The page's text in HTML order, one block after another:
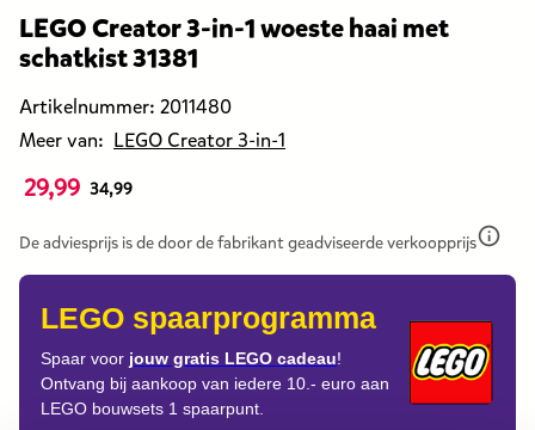
LEGO Creator 3-in-1 woeste haai met
schatkist 31381
Artikelnummer: 2011480
Meer van: LEGO Creator 3-in-1
De
van
dit
products
29,99
euro.
29,99 34,99
De adviesprijs is de door de fabrikant geadviseerde verkoopprijs
LEGO spaarprogramma
Spaar voor jouw gratis LEGO cadeau!
Ontvang bij aankoop van iedere 10.- euro aan
LEGO bouwsets 1 spaarpunt.